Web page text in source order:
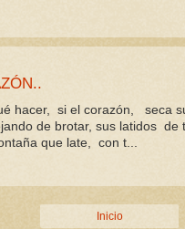
hacer, si el corazón, seca
de brotar, sus latidos de
que late, con t...
Inicio